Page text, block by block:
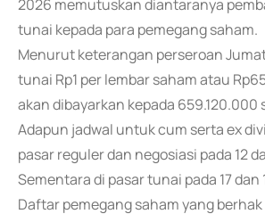
2026 memutuskan diantaranya
tunai kepada para pemegang saham.
Menurut keterangan perseroan
tunai Rp1 per lembar saham atau
akan dibayarkan kepada 659.120.000
Adapun jadwal untuk cum serta ex
pasar reguler dan negosiasi pada 12
Sementara di pasar tunai pada 17 dan
Daftar pemegang saham yang